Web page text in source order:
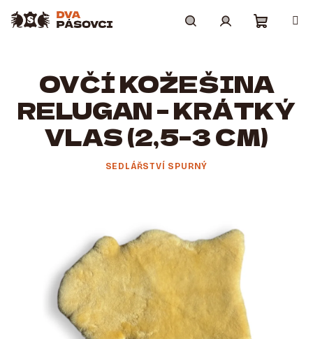
košík
OVČÍ KOŽEŠINA
RELUGAN – KRÁTKÝ
VLAS (2,5–3 CM)
SEDLÁŘSTVÍ SPURNÝ